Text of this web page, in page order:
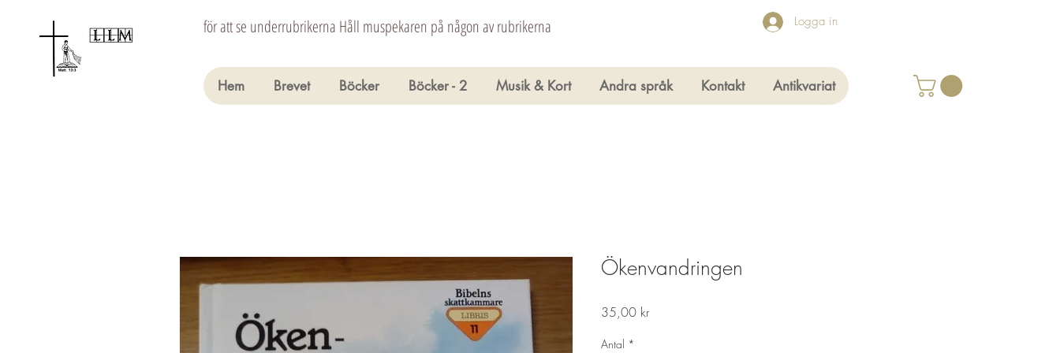
för att se underrubrikerna Håll muspekaren på någon av rubrikerna Logga in
Hem Brevet Böcker Böcker - 2 Musik & Kort Andra språk Kontakt Antikvariat
Ökenvandringen
35,00 krPris
Antal *